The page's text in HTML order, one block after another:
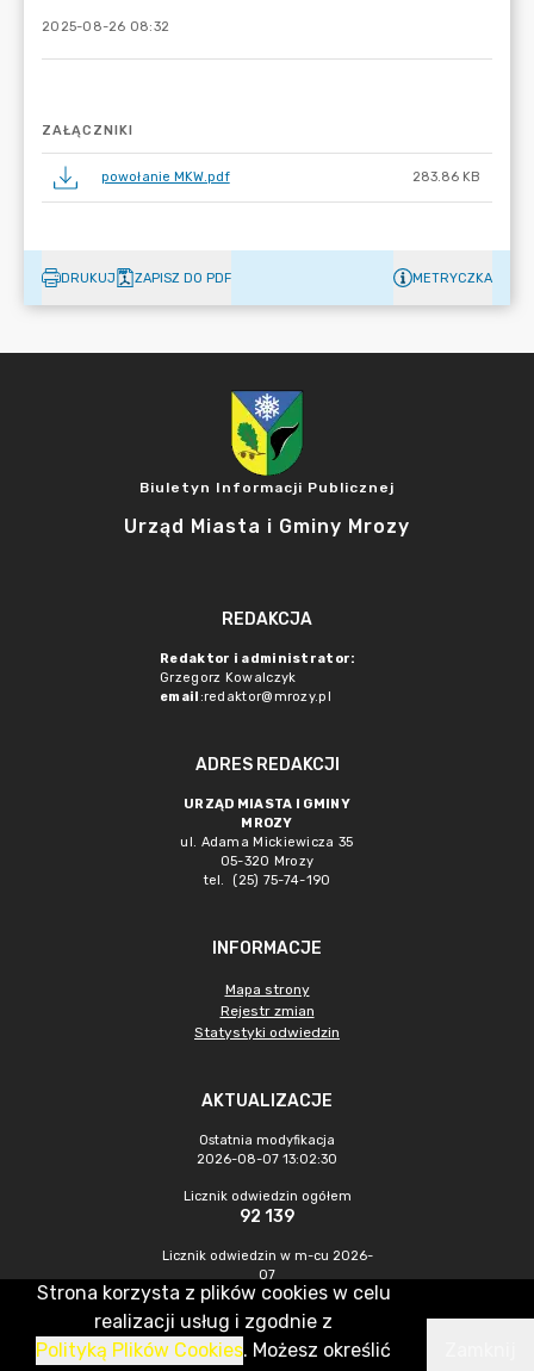
2025-08-26 08:32
ZAŁĄCZNIKI
powołanie MKW.pdf 283.86 KB
DRUKUJ ZAPISZ DO PDF METRYCZKA
Biuletyn Informacji Publicznej
Urząd Miasta i Gminy Mrozy
REDAKCJA
Redaktor i administrator:
Grzegorz Kowalczyk
email :redaktor@mrozy.pl
ADRES REDAKCJI
URZĄD MIASTA I GMINY
MROZY
ul. Adama Mickiewicza 35
05-320 Mrozy
tel. (25) 75-74-190
INFORMACJE
Mapa strony
Rejestr zmian
Statystyki odwiedzin
AKTUALIZACJE
Ostatnia modyfikacja
2026-08-07 13:02:30
Licznik odwiedzin ogółem
92 139
Licznik odwiedzin w m-cu 2026-
07
437
CMS & Hosting: Nefeni Sp. z o.o.
Strona korzysta z plików cookies w celu
realizacji usług i zgodnie z
Polityką Plików Cookies. Możesz określić